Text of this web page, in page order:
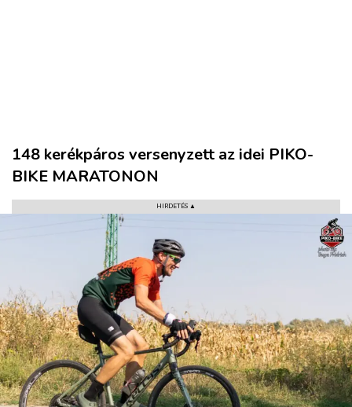
VÁROS
RÉGIÓ
SPORT
KULTÚRA
148 kerékpáros versenyzett az idei PIKO-
BIKE MARATONON
HIRDETÉS ▲